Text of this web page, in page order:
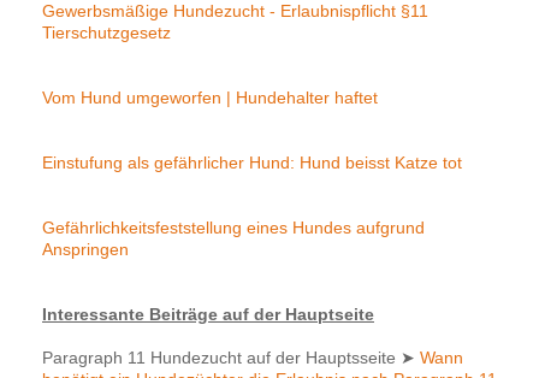
Gewerbsmäßige Hundezucht - Erlaubnispflicht §11
Tierschutzgesetz
Vom Hund umgeworfen | Hundehalter haftet
Einstufung als gefährlicher Hund: Hund beisst Katze tot
Gefährlichkeitsfeststellung eines Hundes aufgrund
Anspringen
Interessante Beiträge auf der Hauptseite
Paragraph 11 Hundezucht auf der Hauptsseite ➤ Wann